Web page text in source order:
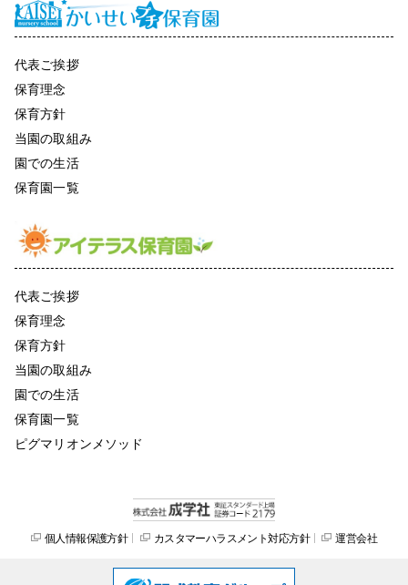
代表ご挨拶
保育理念
保育方針
当園の取組み
園での生活
保育園一覧
代表ご挨拶
保育理念
保育方針
当園の取組み
園での生活
保育園一覧
ピグマリオンメソッド
個人情報保護方針 カスタマーハラスメント対応方針 運営会社